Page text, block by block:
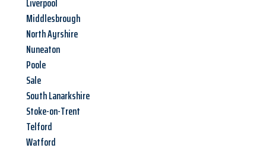
Middlesbrough
North Ayrshire
Nuneaton
Poole
Sale
South Lanarkshire
Stoke-on-Trent
Telford
Watford